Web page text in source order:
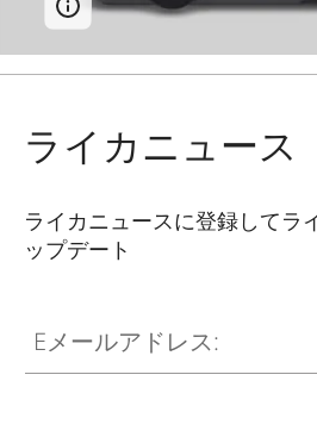
ライカニュース
ライカニュースに登録してラ
ップデート